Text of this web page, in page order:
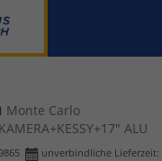
Monte Carlo
ALU
unverbindliche Lieferzeit: